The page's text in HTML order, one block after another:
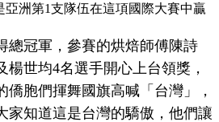
亞洲第1支隊伍在這項國際大賽中贏
總冠軍，參賽的烘焙師傅陳詩
楊世均4名選手開心上台領獎，
僑胞們揮舞國旗高喊「台灣」，
家知道這是台灣的驕傲，他們讓